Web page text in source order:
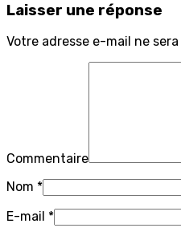
Laisser une réponse
Votre adresse e-mail ne sera
Commentaire
Nom *
E-mail *